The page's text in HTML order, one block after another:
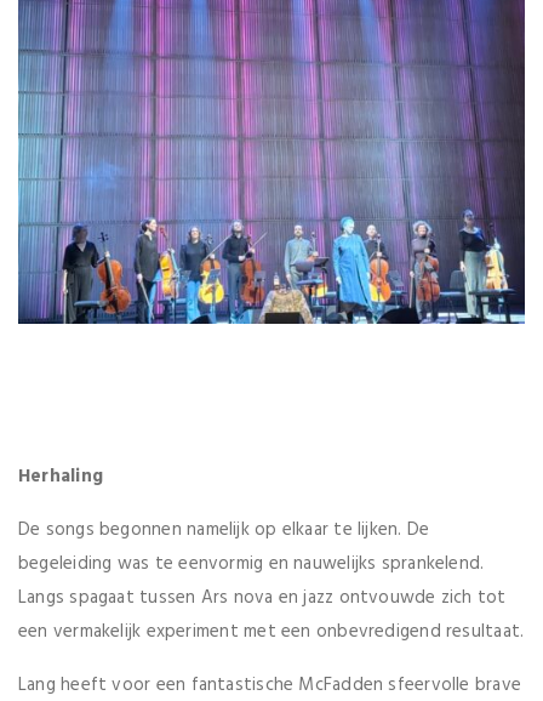
Herhaling
De songs begonnen namelijk op elkaar te lijken. De
begeleiding was te eenvormig en nauwelijks sprankelend.
Langs spagaat tussen Ars nova en jazz ontvouwde zich tot
een vermakelijk experiment met een onbevredigend resultaat.
Lang heeft voor een fantastische McFadden sfeervolle brave